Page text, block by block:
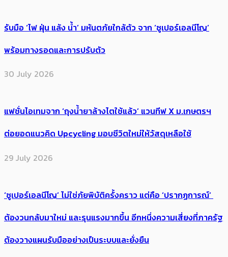
รับมือ ‘ไฟ ฝุ่น แล้ง น้ำ’ มหันตภัยใกล้ตัว จาก ‘ซูเปอร์เอลนีโญ’
พร้อมทางรอดและการปรับตัว
30 July 2026
แฟชั่นไอเทมจาก ‘ถุงน้ำยาล้างไตใช้แล้ว’ แวนทีฟ X ม.เกษตรฯ
ต่อยอดแนวคิด Upcycling มอบชีวิตใหม่ให้วัสดุเหลือใช้
29 July 2026
‘ซูเปอร์เอลนีโญ’ ไม่ใช่ภัยพิบัติครั้งคราว แต่คือ ‘ปรากฏการณ์’ ​
ต้อง​วนกลับมาใหม่ และรุนแรงมากขึ้น อีกหนึ่งความเสี่ยงที่ภาครัฐ
ต้องวางแผนรับมืออย่างเป็นระบบและยั่งยืน